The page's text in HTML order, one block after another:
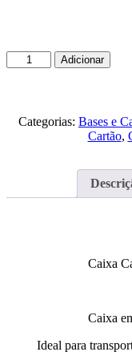
Quantidade
de
Quadrada
Baixa
Adicionar
Categorias: Bases e
Cartão,
Caixa
Caixa
Ideal para